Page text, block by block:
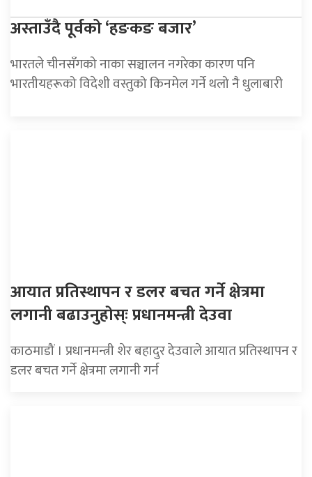
अस्ताउँदै पूर्वको ‘हङकङ बजार’
भारतले चीनसँगको नाका सञ्चालन नगरेका कारण पनि
भारतीयहरूको विदेशी वस्तुको किनमेल गर्ने थलो नै धुलाबारी
आयात प्रतिस्थापन र डलर बचत गर्ने क्षेत्रमा
लगानी बढाउनुहाेस्ः प्रधानमन्त्री देउवा
काठमाडौं । प्रधानमन्त्री शेर बहादुर देउवाले आयात प्रतिस्थापन र
डलर बचत गर्ने क्षेत्रमा लगानी गर्न